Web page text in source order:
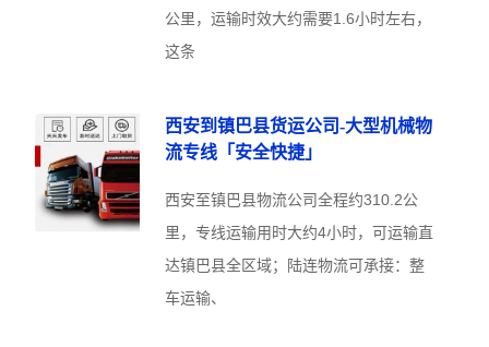
公里，运输时效大约需要1.6小时左右，
这条
西安到镇巴县货运公司-大型机械物
流专线「安全快捷」
西安至镇巴县物流公司全程约310.2公
里，专线运输用时大约4小时，可运输直
达镇巴县全区域；陆连物流可承接：整
车运输、